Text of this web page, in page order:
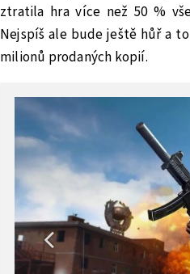
ztratila hra více než 50 %
Nejspíš ale bude ještě hůř a
milionů prodaných kopií.